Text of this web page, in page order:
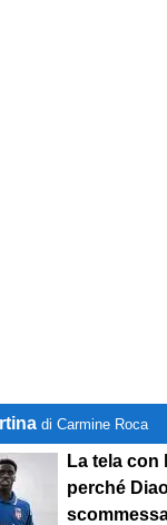
di Carmine Roca
La tela con
perché